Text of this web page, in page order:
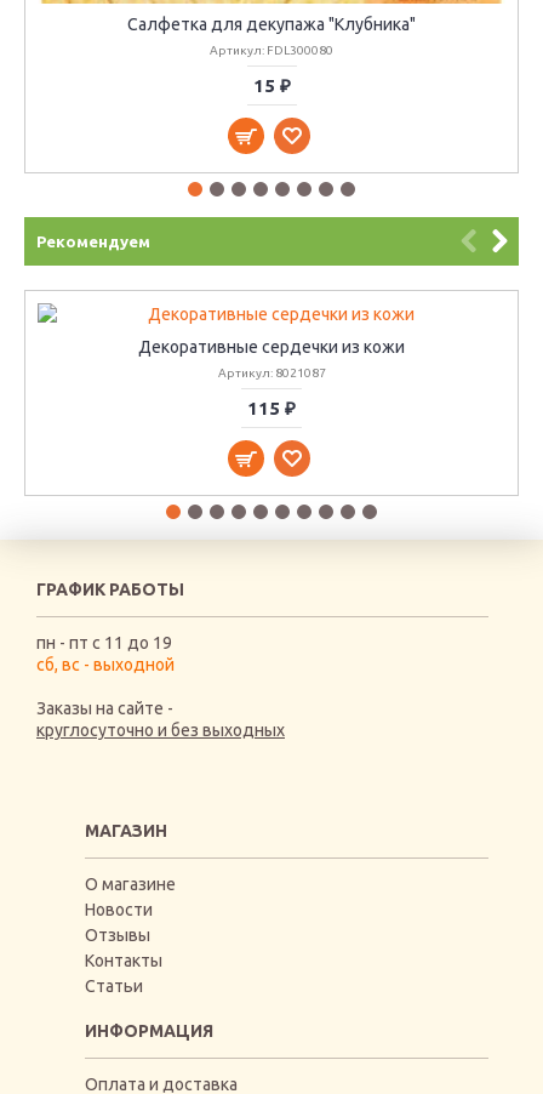
Салфетка для декупажа "Клубника"
Артикул: FDL300080
15 ₽
Рекомендуем
Декоративные сердечки из кожи
Артикул: 8021087
115 ₽
ГРАФИК РАБОТЫ
пн - пт с 11 до 19
сб, вс - выходной
Заказы на сайте -
круглосуточно и без выходных
МАГАЗИН
О магазине
Новости
Отзывы
Контакты
Статьи
ИНФОРМАЦИЯ
Оплата и доставка